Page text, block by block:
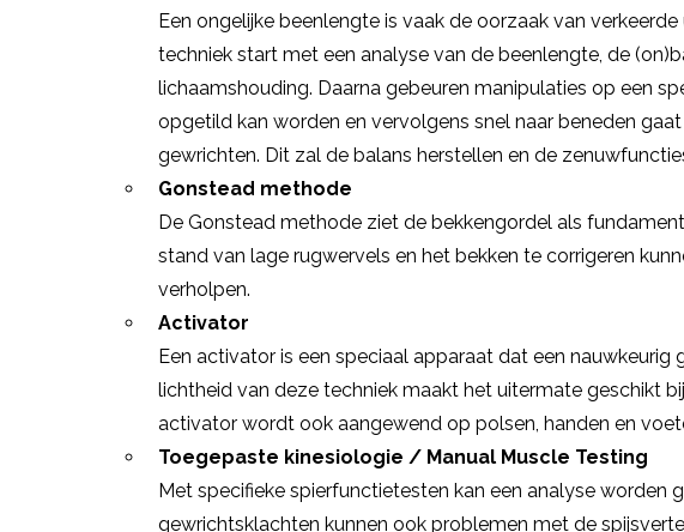
Een ongelijke beenlengte is vaak de oorzaak van
techniek start met een analyse van de beenlengte, de
lichaamshouding. Daarna gebeuren manipulaties op een
opgetild kan worden en vervolgens snel naar beneden
gewrichten. Dit zal de balans herstellen en de
Gonstead methode
De Gonstead methode ziet de bekkengordel als
stand van lage rugwervels en het bekken te corrigeren
verholpen.
Activator
Een activator is een speciaal apparaat dat een
lichtheid van deze techniek maakt het uitermate geschikt
activator wordt ook aangewend op polsen, handen en
Toegepaste kinesiologie / Manual Muscle Testing
Met specifieke spierfunctietesten kan een analyse worden
gewrichtsklachten kunnen ook problemen met de